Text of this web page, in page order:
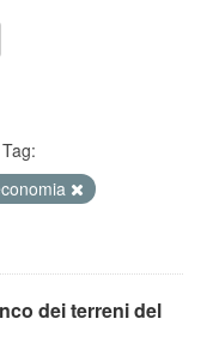
Tag:
dei terreni del